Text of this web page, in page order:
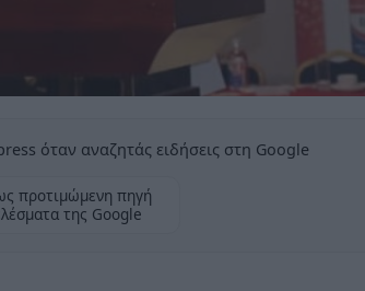
όταν αναζητάς ειδήσεις στη Google
προτιμώμενη πηγή
της Google